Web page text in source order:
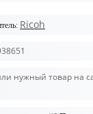
Ricoh
нужный товар на